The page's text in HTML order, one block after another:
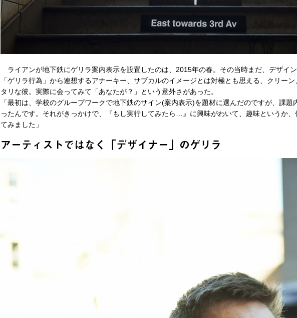
ライアンが地下鉄にゲリラ案内表示を設置したのは、2015年の春。その当時まだ、デザイン
「ゲリラ行為」から連想するアナーキー、サブカルのイメージとは対極とも思える、クリー
タリな彼。実際に会ってみて「あなたが？」という意外さがあった。
「最初は、学校のグループワークで地下鉄のサイン(案内表示)を題材に選んだのですが、課
ったんです。それがきっかけで、『もし実行してみたら…』に興味がわいて、趣味というか
てみました」
アーティストではなく「デザイナー」のゲリラ